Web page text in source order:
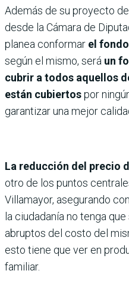
Además de su proyecto
desde la Cámara de
planea conformar el
según el mismo, será un
cubrir a todos aquellos
están cubiertospor
garantizar una mejor
La reducción del precio
otro de los puntos
Villamayor, asegurando
la ciudadanía no tenga
abruptos del costo del
esto tiene que ver en
familiar.